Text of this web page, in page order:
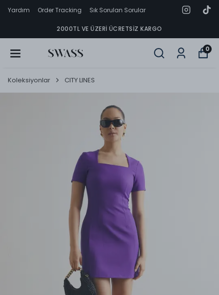
Yardım Order Tracking Sık Sorulan Sorular
2000TL VE ÜZERI ÜCRETSIZ KARGO
0
Koleksiyonlar CITY LINES